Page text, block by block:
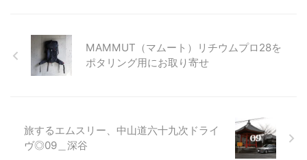
MAMMUT（マムート）リチウムプロ28を
ポタリング用にお取り寄せ
旅するエムスリー、中山道六十九次ドライ
ヴ◎09＿深谷